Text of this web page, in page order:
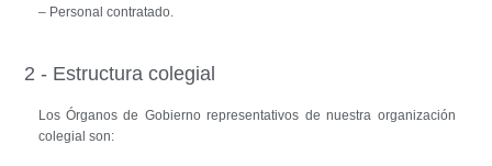
– Personal contratado.
2 - Estructura colegial
Los Órganos de Gobierno representativos de nuestra organización
colegial son: